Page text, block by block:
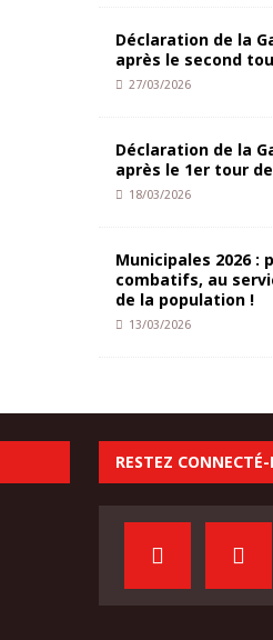
Déclaration de la
après le second
27/03/2026
Déclaration de la
après le 1er tour
18/03/2026
Municipales 2026 :
combatifs, au
de la population !
13/03/2026
RESTEZ CONNECTÉ-